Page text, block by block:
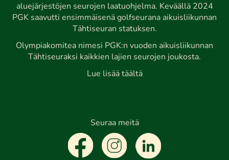
aluejärjestöjen seurojen laatuohjelma. Keväällä 2024
PGK saavutti ensimmäisenä golfseurana aikuisliikunnan
Tähtiseuran statuksen.
Olympiakomitea nimesi PGK:n vuoden aikuisliikunnan
Tähtiseuraksi kaikkien lajien seurojen joukosta.
Lue lisää täältä
Seuraa meitä